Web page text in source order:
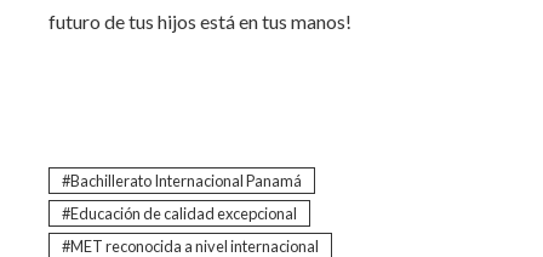
futuro de tus hijos está en tus manos!
Bachillerato Internacional Panamá
Educación de calidad excepcional
MET reconocida a nivel internacional